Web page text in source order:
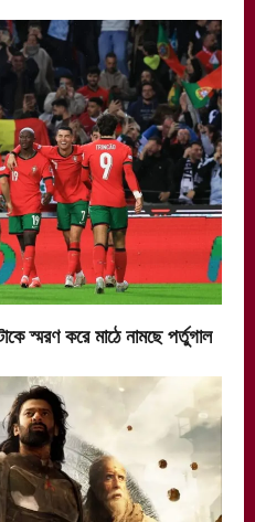
স্মরণ করে মাঠে নামছে পর্তুগাল